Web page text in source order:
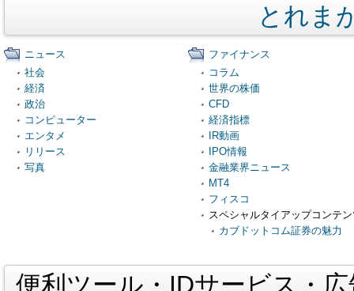
とれま
ニュース
社会
経済
政治
コンピューター
エンタメ
リリース
写真
ファイナンス
コラム
世界の株価
CFD
経済指標
IR動画
IPO情報
金融業界ニュース
MT4
フィスコ
スペシャルタイアップコンテ
カブドットコム証券の魅力
便利ツール・IDサービス・